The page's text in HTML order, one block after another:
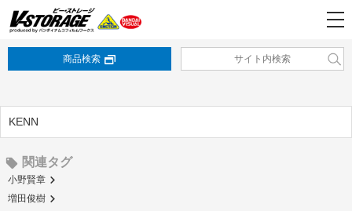
商品検索
KENN
関連タグ
小野賢章
増田俊樹